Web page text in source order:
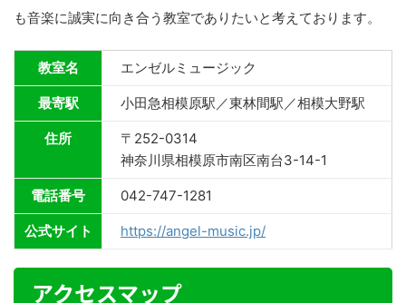
も音楽に誠実に向き合う教室でありたいと考えております。
教室名 エンゼルミュージック
最寄駅 小田急相模原駅／東林間駅／相模大野駅
住所
〒252-0314
神奈川県相模原市南区南台3-14-1
電話番号 042-747-1281
公式サイト https://angel-music.jp/
アクセスマップ